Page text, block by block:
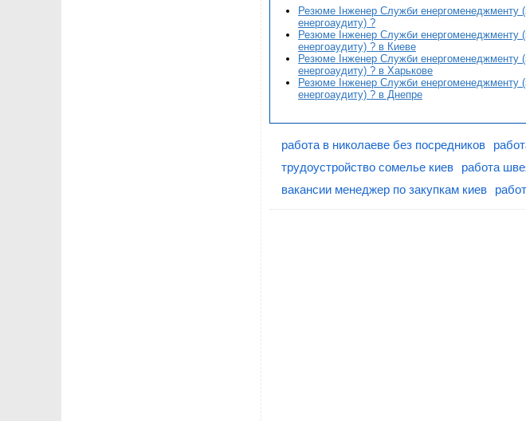
Резюме Інженер Служби енергоменеджменту
енергоаудиту) ?
Резюме Інженер Служби енергоменеджменту
енергоаудиту) ? в Киеве
Резюме Інженер Служби енергоменеджменту
енергоаудиту) ? в Харькове
Резюме Інженер Служби енергоменеджменту
енергоаудиту) ? в Днепре
работа в николаеве без посредников
трудоустройство сомелье киев
работа
вакансии менеджер по закупкам киев